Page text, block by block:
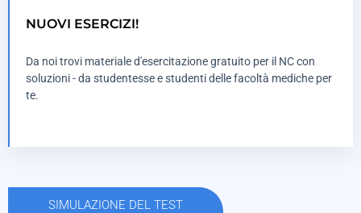
NUOVI ESERCIZI!
Da noi trovi materiale d'esercitazione gratuito per il NC con
soluzioni - da studentesse e studenti delle facoltà mediche per
te.
ESERCIZI E SOLUZIONI
ESERCIZI
SIMULAZIONE DEL TEST